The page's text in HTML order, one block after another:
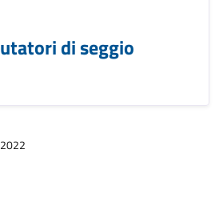
di seggio